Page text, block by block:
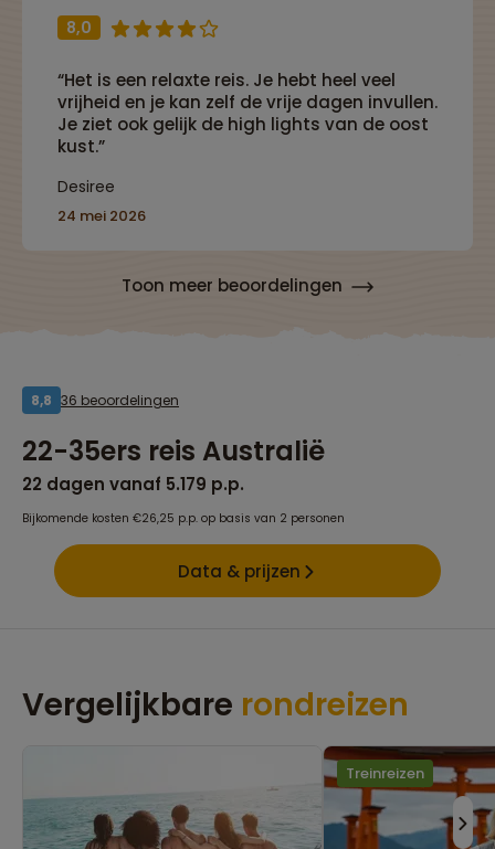
8,0
“Het is een relaxte reis. Je hebt heel veel
vrijheid en je kan zelf de vrije dagen invullen.
Je ziet ook gelijk de high lights van de oost
kust.”
Desiree
24 mei 2026
Toon meer beoordelingen
8,8 36 beoordelingen
22-35ers reis Australië
22 dagen vanaf 5.179 p.p.
Bijkomende kosten €26,25 p.p. op basis van 2 personen
Data & prijzen
Vergelijkbare rondreizen
Treinreizen